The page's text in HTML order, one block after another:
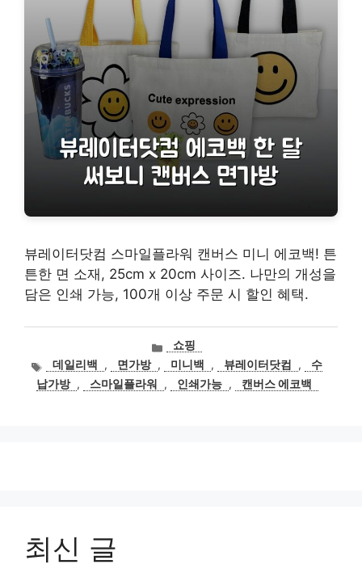
뷰레이터닷컴 스마일플라워 캔버스 미니 에코백! 튼
튼한 면 소재, 25cm x 20cm 사이즈. 나만의 개성을
담은 인쇄 가능, 100개 이상 주문 시 할인 혜택.
카
테
고
리
쇼핑
태
그
데일리백 , 면가방 , 미니백 , 뷰레이터닷컴 ,
수
납가방 , 스마일플라워 , 인쇄가능 , 캔버스 에코백
최신 글